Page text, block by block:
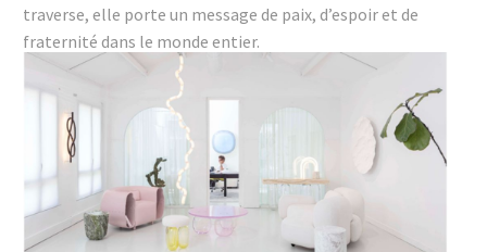
traverse, elle porte un message de paix, d’espoir et de
fraternité dans le monde entier.